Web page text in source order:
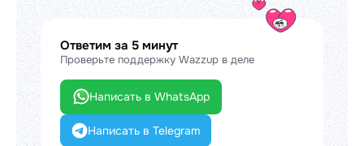
Ответим за 5 минут
Проверьте поддержку Wazzup в деле
Написать в WhatsApp
Написать в Telegram